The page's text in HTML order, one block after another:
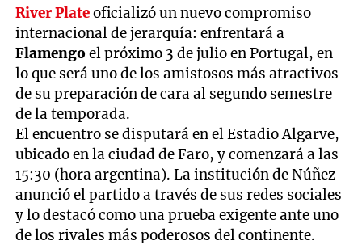
River Plateoficializó un nuevo compromiso
internacional de jerarquía: enfrentará a
Flamengoel próximo 3 de julio en Portugal, en
lo que será uno de los amistosos más atractivos
de su preparación de cara al segundo semestre
de la temporada.
El encuentro se disputará en el Estadio Algarve,
ubicado en la ciudad de Faro, y comenzará a las
15:30 (hora argentina). La institución de Núñez
anunció el partido a través de sus redes sociales
y lo destacó como una prueba exigente ante uno
de los rivales más poderosos del continente.